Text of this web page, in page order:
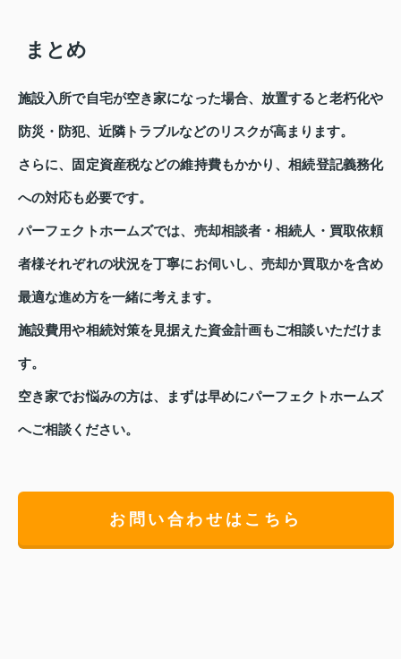
まとめ
施設入所で自宅が空き家になった場合、放置すると老朽化や
防災・防犯、近隣トラブルなどのリスクが高まります。
さらに、固定資産税などの維持費もかかり、相続登記義務化
への対応も必要です。
パーフェクトホームズでは、売却相談者・相続人・買取依頼
者様それぞれの状況を丁寧にお伺いし、売却か買取かを含め
最適な進め方を一緒に考えます。
施設費用や相続対策を見据えた資金計画もご相談いただけま
す。
空き家でお悩みの方は、まずは早めにパーフェクトホームズ
へご相談ください。
お問い合わせはこちら